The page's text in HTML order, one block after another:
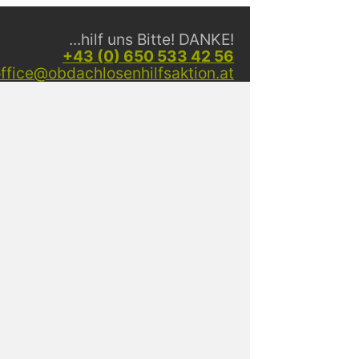
...hilf uns Bitte! DANKE!
+43 (0) 650 533 42 56